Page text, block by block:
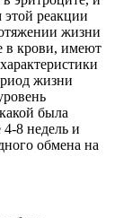
этой реакции
жизни
в крови, имеют
жизни
была
8 недель и
обмена на